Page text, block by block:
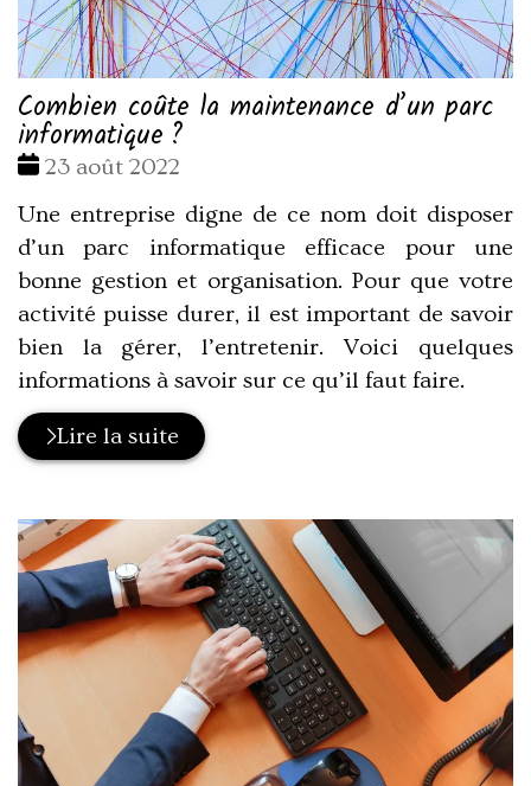
Combien coûte la maintenance d’un parc
informatique ?
Date
23 août 2022
Une entreprise digne de ce nom doit disposer
d’un parc informatique efficace pour une
bonne gestion et organisation. Pour que votre
activité puisse durer, il est important de savoir
bien la gérer, l’entretenir. Voici quelques
informations à savoir sur ce qu’il faut faire.
Lire la suite